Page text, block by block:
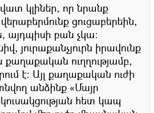
կլիներ, որ նրանք
ցուցաբերեին,
այդպիսի բան չկա։
յուրաքանչյուրն իրավունք
քաղաքական ուղղությամբ,
է։ Այլ քաղաքական ուժի
անձինք «Մայր
հետ կապ